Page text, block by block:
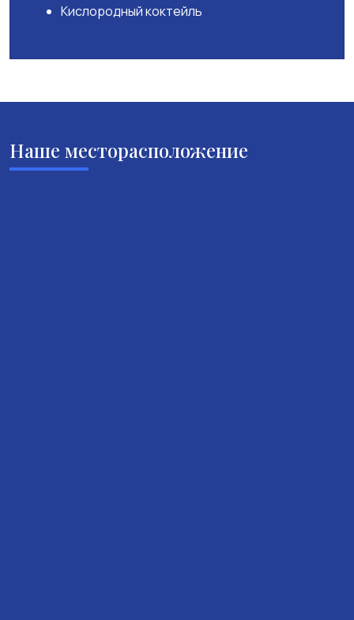
Кислородный коктейль
Наше месторасположение